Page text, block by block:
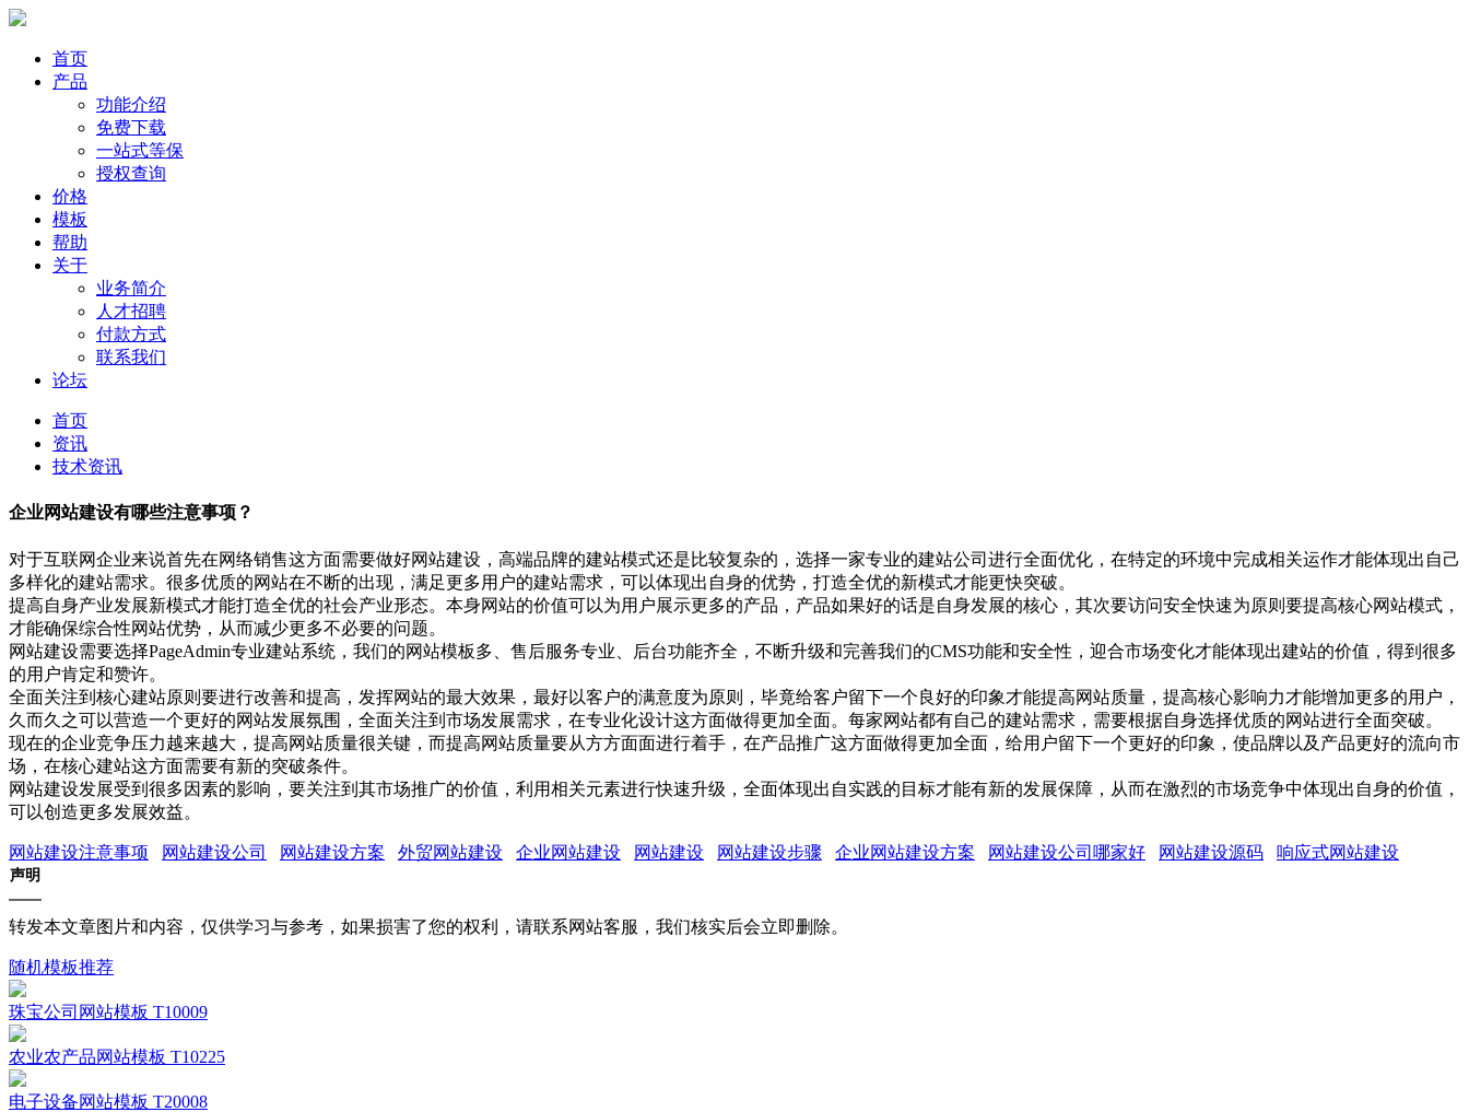
首页
产品
功能介绍
免费下载
一站式等保
授权查询
价格
模板
帮助
关于
业务简介
人才招聘
付款方式
联系我们
论坛
首页
资讯
技术资讯
企业网站建设有哪些注意事项？
对于互联网企业来说首先在网络销售这方面需要做好网站建设，高端品牌的建站模式还是比较复杂的，选择一家专业的建站公司进行全面优化，在特定的环境中完成相关运作才能体现出自己
多样化的建站需求。很多优质的网站在不断的出现，满足更多用户的建站需求，可以体现出自身的优势，打造全优的新模式才能更快突破。
提高自身产业发展新模式才能打造全优的社会产业形态。本身网站的价值可以为用户展示更多的产品，产品如果好的话是自身发展的核心，其次要访问安全快速为原则要提高核心网站模式，
才能确保综合性网站优势，从而减少更多不必要的问题。
网站建设需要选择PageAdmin专业建站系统，我们的网站模板多、售后服务专业、后台功能齐全，不断升级和完善我们的CMS功能和安全性，迎合市场变化才能体现出建站的价值，得到很多
的用户肯定和赞许。
全面关注到核心建站原则要进行改善和提高，发挥网站的最大效果，最好以客户的满意度为原则，毕竟给客户留下一个良好的印象才能提高网站质量，提高核心影响力才能增加更多的用户，
久而久之可以营造一个更好的网站发展氛围，全面关注到市场发展需求，在专业化设计这方面做得更加全面。每家网站都有自己的建站需求，需要根据自身选择优质的网站进行全面突破。
现在的企业竞争压力越来越大，提高网站质量很关键，而提高网站质量要从方方面面进行着手，在产品推广这方面做得更加全面，给用户留下一个更好的印象，使品牌以及产品更好的流向市
场，在核心建站这方面需要有新的突破条件。
网站建设发展受到很多因素的影响，要关注到其市场推广的价值，利用相关元素进行快速升级，全面体现出自实践的目标才能有新的发展保障，从而在激烈的市场竞争中体现出自身的价值，
可以创造更多发展效益。
网站建设注意事项 网站建设公司 网站建设方案 外贸网站建设 企业网站建设 网站建设 网站建设步骤 企业网站建设方案 网站建设公司哪家好 网站建设源码 响应式网站建设
声明
转发本文章图片和内容，仅供学习与参考，如果损害了您的权利，请联系网站客服，我们核实后会立即删除。
随机模板推荐
珠宝公司网站模板 T10009
农业农产品网站模板 T10225
电子设备网站模板 T20008